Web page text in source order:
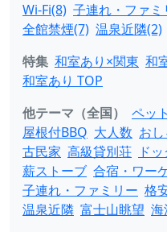
Wi-Fi(8) 子連れ・ファミ
全館禁煙(7) 温泉近隣(2)
特集 和室あり×関東 和
和室あり TOP
他テーマ（全国）
ペッ
屋根付BBQ 大人数 お
古民家 高級貸別荘 ド
薪ストーブ 合宿・ワー
子連れ・ファミリー 格
温泉近隣 富士山眺望 海